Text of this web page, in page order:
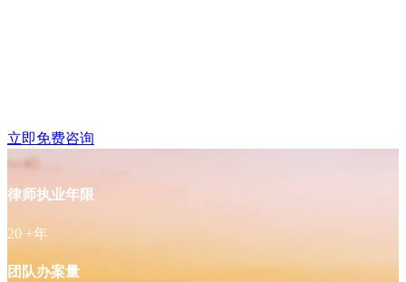
立即免费咨询
律师执业年限
20 +年
团队办案量